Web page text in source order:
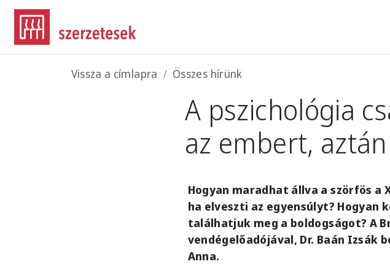
Ugrás a tartalomra
Morzsa
Vissza a címlapra Összes hírünk
A pszichológia
az embert,
Hogyan maradhat állva a szörfös a
ha elveszti az egyensúlyt? Hogyan
találhatjuk meg a boldogságot? A
vendégelőadójával, Dr. Baán Izsák
Anna.